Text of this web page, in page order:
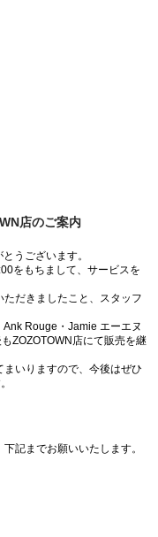
店のご案内
うございます。
をもちまして、サービスを
だきましたこと、スタッフ
Rouge・Jamie エーエヌ
ZOZOTOWN店にて販売を継
いりますので、今後はぜひ
記までお願いいたします。